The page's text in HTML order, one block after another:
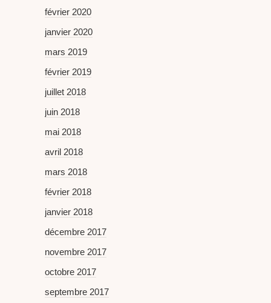
février 2020
janvier 2020
mars 2019
février 2019
juillet 2018
juin 2018
mai 2018
avril 2018
mars 2018
février 2018
janvier 2018
décembre 2017
novembre 2017
octobre 2017
septembre 2017